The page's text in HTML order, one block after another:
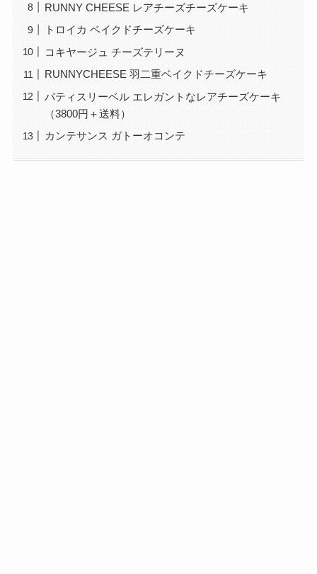
RUNNY CHEESE レアチーズチーズケーキ
トロイカ ベイクドチーズケーキ
コキヤージュ チーズテリーヌ
RUNNYCHEESE 羽二重ベイクドチーズケーキ
パティスリーベル エレガントなレアチーズケーキ
（3800円＋送料）
カンテサンス ガトーオコンテ